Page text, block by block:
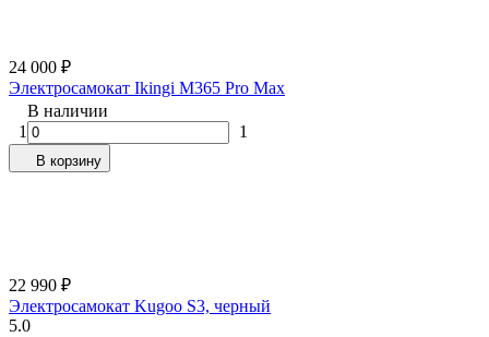
24 000 ₽
Электросамокат Ikingi M365 Pro Max
В наличии
1
1
В корзину
22 990 ₽
Электросамокат Kugoo S3, черный
5.0